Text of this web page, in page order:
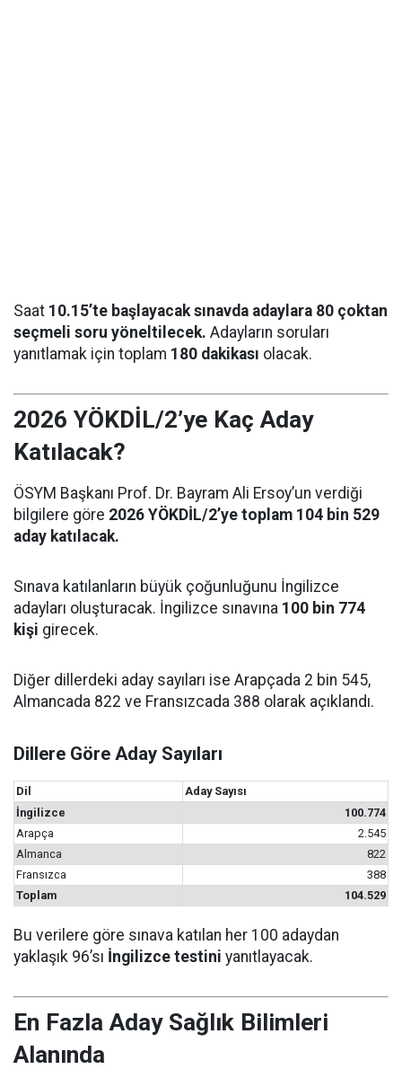
Saat 10.15’te başlayacak sınavda adaylara 80 çoktan
seçmeli soru yöneltilecek. Adayların soruları
yanıtlamak için toplam 180 dakikası olacak.
2026 YÖKDİL/2’ye Kaç Aday
Katılacak?
ÖSYM Başkanı Prof. Dr. Bayram Ali Ersoy’un verdiği
bilgilere göre 2026 YÖKDİL/2’ye toplam 104 bin 529
aday katılacak.
Sınava katılanların büyük çoğunluğunu İngilizce
adayları oluşturacak. İngilizce sınavına 100 bin 774
kişi girecek.
Diğer dillerdeki aday sayıları ise Arapçada 2 bin 545,
Almancada 822 ve Fransızcada 388 olarak açıklandı.
Dillere Göre Aday Sayıları
Dil
Aday Sayısı
İngilizce
100.774
Arapça
2.545
Almanca
822
Fransızca
388
Toplam
104.529
Bu verilere göre sınava katılan her 100 adaydan
yaklaşık 96’sı İngilizce testini yanıtlayacak.
En Fazla Aday Sağlık Bilimleri
Alanında